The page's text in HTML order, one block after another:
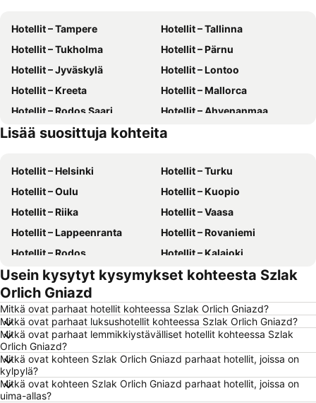
Hotellit – Tampere
Hotellit – Tallinna
Hotellit – Tukholma
Hotellit – Pärnu
Hotellit – Jyväskylä
Hotellit – Lontoo
Hotellit – Kreeta
Hotellit – Mallorca
Hotellit – Rodos Saari
Hotellit – Ahvenanmaa
Hotellit – Suomi
Hotellit – Gran Canaria
Lisää suosittuja kohteita
Hotellit – Helsinki
Hotellit – Turku
Hotellit – Oulu
Hotellit – Kuopio
Hotellit – Riika
Hotellit – Vaasa
Hotellit – Lappeenranta
Hotellit – Rovaniemi
Hotellit – Rodos
Hotellit – Kalajoki
Hotellit – Alanya
Hotellit – Joensuu
Hotellit – Fuengirola
Hotellit – Savonlinna
Hotellit – Gdańsk
Hotellit – Lahti
Hotellit – Hämeenlinna
Hotellit – Seinäjoki
Hotellit – Kreikka
Hotellit – Malta
Hotellit – Aurinkorannikko
Hotellit – Teneriffa
Usein kysytyt kysymykset kohteesta Szlak
Orlich Gniazd
Mitkä ovat parhaat hotellit kohteessa Szlak Orlich Gniazd?
Mitkä ovat parhaat luksushotellit kohteessa Szlak Orlich Gniazd?
Mitkä ovat parhaat lemmikkiystävälliset hotellit kohteessa Szlak
Orlich Gniazd?
Mitkä ovat kohteen Szlak Orlich Gniazd parhaat hotellit, joissa on
kylpylä?
Mitkä ovat kohteen Szlak Orlich Gniazd parhaat hotellit, joissa on
uima-allas?